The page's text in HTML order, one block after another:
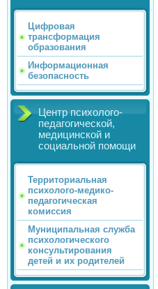
Цифровая
трансформация
образования
Информационная
безопасность
Центр психолого-
педагогической,
медицинской и
социальной помощи
Территориальная
психолого-медико-
педагогическая
комиссия
Муниципальная служба
психологического
консультирования
детей и их родителей